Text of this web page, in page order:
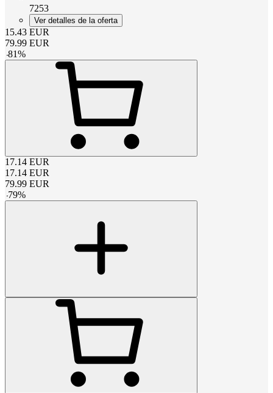
7253
Ver detalles de la oferta
15.43 EUR
79.99 EUR
-81%
17.14 EUR
17.14 EUR
79.99 EUR
-79%